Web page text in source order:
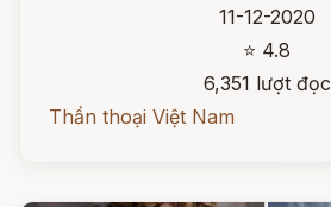
11-12-2020
⭐ 4.8
6,351 lượt đọc
Thần thoại Việt Nam